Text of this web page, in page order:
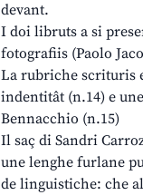
devant.
I doi libruts a si
fotografiis (Paolo
La rubriche scrituris
indentitât (n.14) e
Bennacchio (n.15)
Il saç di Sandri
une lenghe furlane
de linguistiche: che